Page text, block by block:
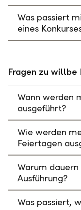
Was passiert
eines
Fragen zu willbe
Wann werden
ausgeführt?
Wie werden
Feiertagen
Warum
Ausführung?
Was passiert,